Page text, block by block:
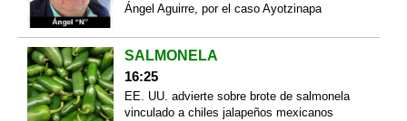
Ángel Aguirre, por el caso Ayotzinapa
SALMONELA
16:25
EE. UU. advierte sobre brote de salmonela
vinculado a chiles jalapeños mexicanos